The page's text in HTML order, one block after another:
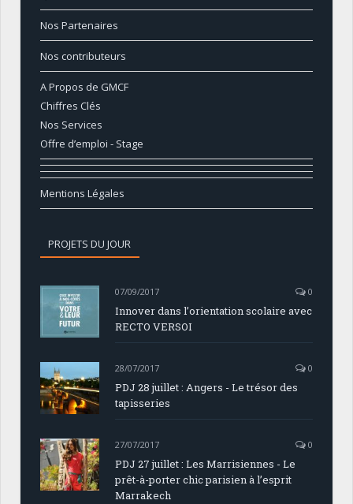
Nos Partenaires
Nos contributeurs
A Propos de GMCF
Chiffres Clés
Nos Services
Offre d’emploi - Stage
Mentions Légales
PROJETS DU JOUR
07/09/2017 0
Innover dans l’orientation scolaire avec
RECTO VERSOI
28/07/2017 0
PDJ 28 juillet : Angers - Le trésor des
tapisseries
27/07/2017 0
PDJ 27 juillet : Les Marrisiennes - Le
prêt-à-porter chic parisien à l’esprit
Marrakech